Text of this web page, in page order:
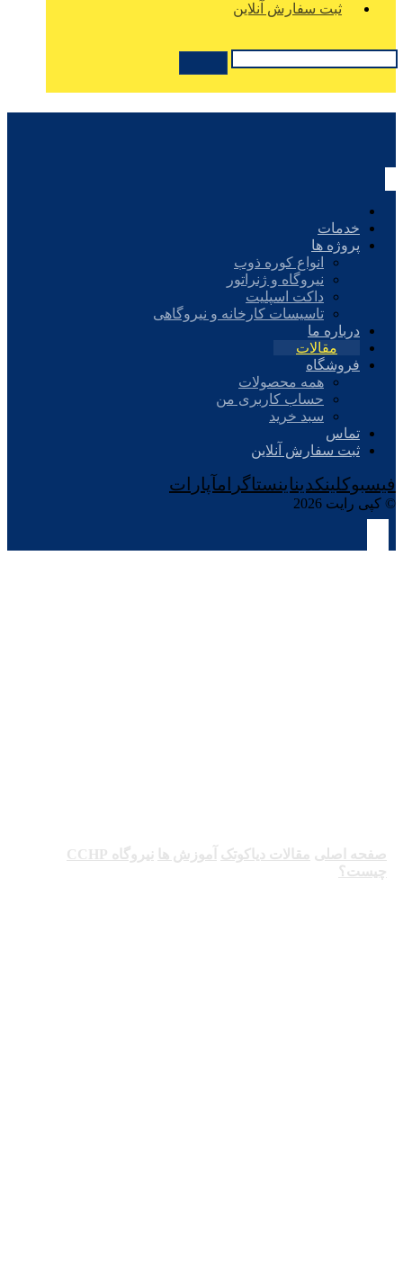
ثبت سفارش آنلاین
خدمات
پروژه ها
انواع کوره ذوب
نیروگاه و ژنراتور
داکت اسپلیت
تاسیسات کارخانه و نیروگاهی
درباره ما
مقالات
فروشگاه
همه محصولات
حساب کاربری من
سبد خرید
تماس
ثبت سفارش آنلاین
فیسبوکلینکدیناینستاگرامآپارات
© کپی رایت 2026
صفحه اصلی مقالات دیاکوتک آموزش ها
نیروگاه CCHP
چیست؟